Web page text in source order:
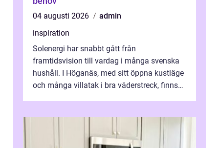
04 augusti 2026
admin
inspiration
Solenergi har snabbt gått från
framtidsvision till vardag i många svenska
hushåll. I Höganäs, med sitt öppna kustläge
och många villatak i bra väderstreck, finns